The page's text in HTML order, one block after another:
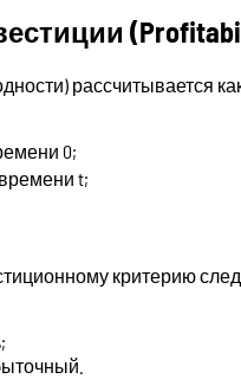
рассчитывается
0;
t;
критерию